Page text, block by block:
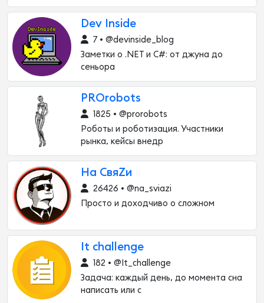
Dev Inside
7 • @devinside_blog
Заметки о .NET и C#: от джуна до
сеньора
PROrobots
1825 • @prorobots
Роботы и роботизация. Участники
рынка, кейсы внедр
На СвяZи
26426 • @na_sviazi
Просто и доходчиво о сложном
It challenge
182 • @It_challenge
Задача: каждый день, до момента сна
написать или с